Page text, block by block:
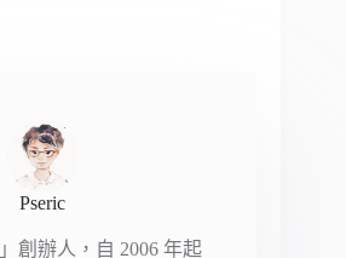
Pseric
創辦人，自 2006 年起